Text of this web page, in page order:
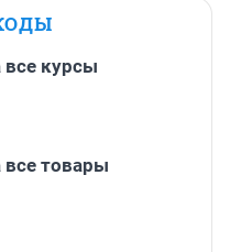
все курсы
все товары